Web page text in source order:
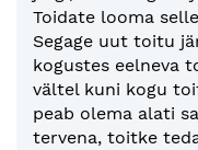
Toidate looma
Segage uut toitu
kogustes eelneva
vältel kuni kogu
peab olema alati
tervena, toitke